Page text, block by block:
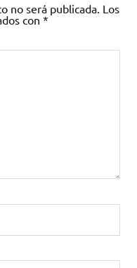
no será publicada. Los
con *